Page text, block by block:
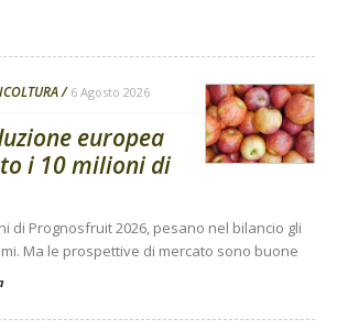
6 Agosto 2026
europea
i 10 milioni di
di Prognosfruit 2026, pesano nel bilancio gli
Ma le prospettive di mercato sono buone